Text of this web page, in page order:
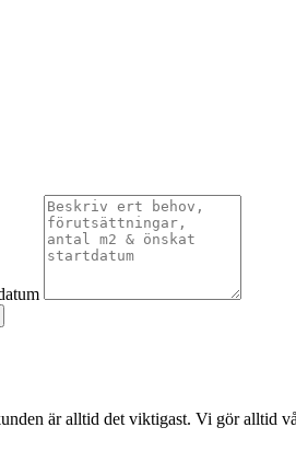
är alltid det viktigast. Vi gör alltid